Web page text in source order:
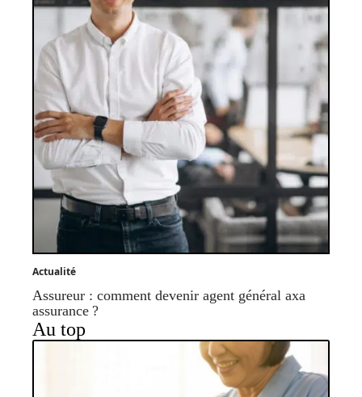
Actualité
Assureur : comment devenir agent général axa
assurance ?
Au top